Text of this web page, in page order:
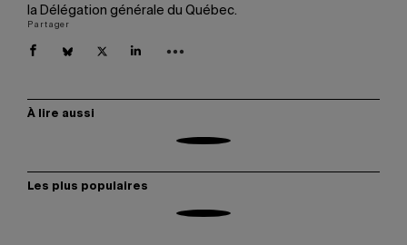
la Délégation générale du Québec.
Partager
À lire aussi
Les plus populaires